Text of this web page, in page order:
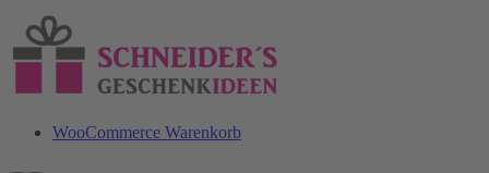
Inhalt
springen
WooCommerce Warenkorb